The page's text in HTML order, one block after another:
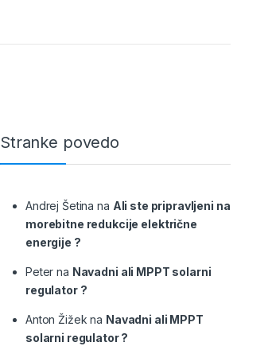
Stranke povedo
Andrej Šetina na Ali ste pripravljeni na
morebitne redukcije električne
energije ?
Peter na Navadni ali MPPT solarni
regulator ?
Anton Žižek na Navadni ali MPPT
solarni regulator ?